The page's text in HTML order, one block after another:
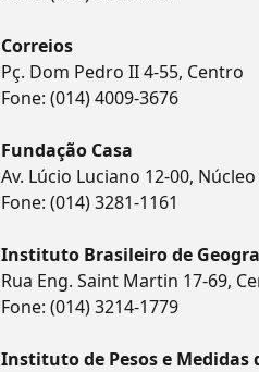
Correios
Pç. Dom Pedro II 4-55, Centro
Fone: (014) 4009-3676
Fundação Casa
Av. Lúcio Luciano 12-00,
Fone: (014) 3281-1161
Instituto Brasileiro de
Rua Eng. Saint Martin 17-69,
Fone: (014) 3214-1779
Instituto de Pesos e Medidas